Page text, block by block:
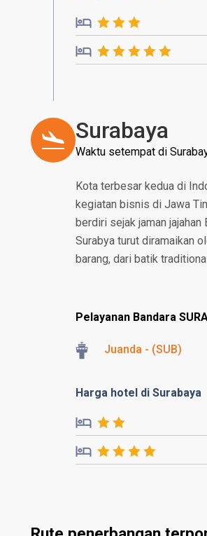
Surabaya
Waktu setempat di
Kota terbesar kedua di
kegiatan bisnis di Jawa
berdiri sejak jaman jajahan
Surabya turut diramaikan
barang, dari batik
Pelayanan Bandara
Juanda - (SUB)
Harga hotel di Surabaya